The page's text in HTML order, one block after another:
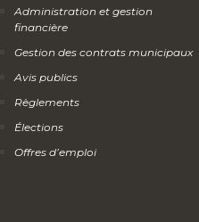
Administration et gestion
financière
Gestion des contrats municipaux
Avis publics
Règlements
Élections
Offres d’emploi